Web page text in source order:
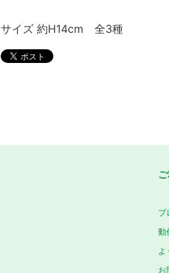
サイズ 約H14cm 全3種
プ
動
よ
お